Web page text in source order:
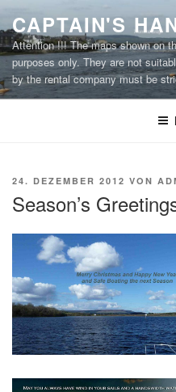
Zum
Inhalt
springen
CAPTAIN'S
Attention !!! The maps shown on
purposes only. They are not
by the rental company must be
VERÖFFENTLICHT
24. DEZEMBER 2012 VON
Season’s